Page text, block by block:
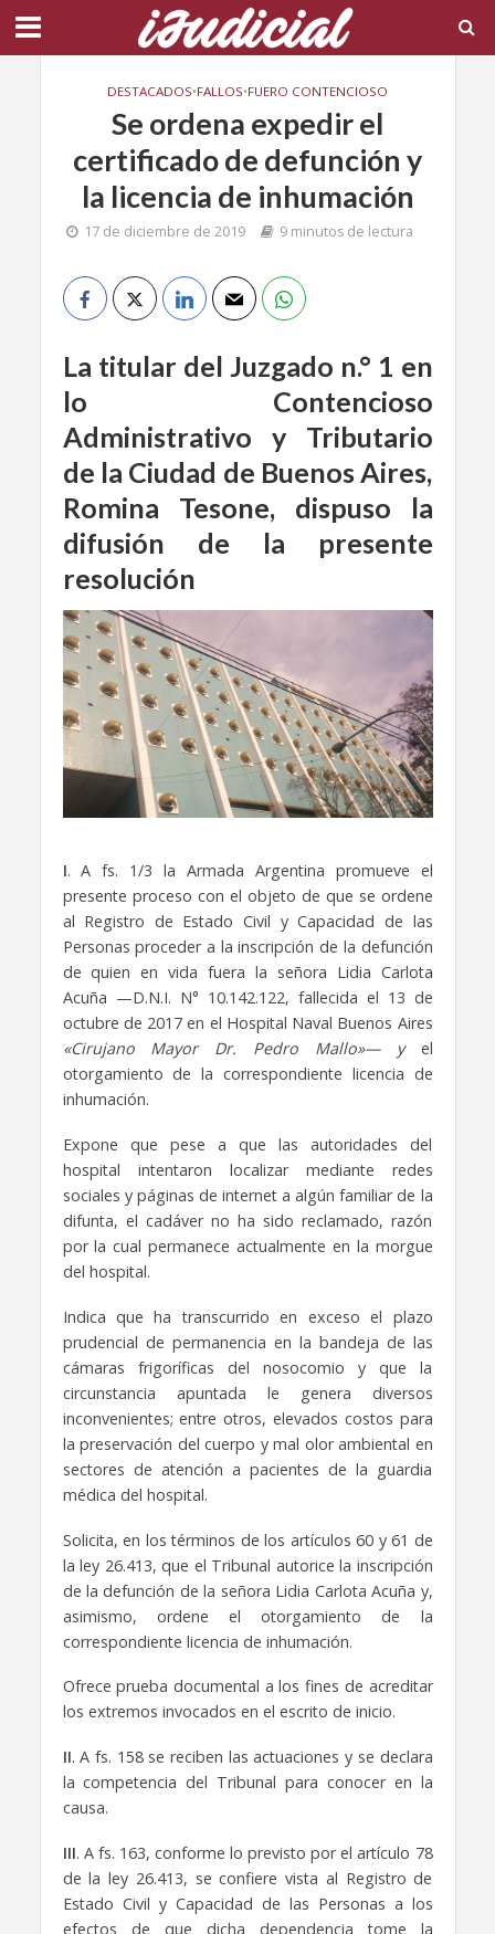
DESTACADOS•FALLOS•FUERO CONTENCIOSO
Se ordena expedir el
certificado de defunción y
la licencia de inhumación
17 de diciembre de 2019 9 minutos de lectura
La titular del Juzgado n.° 1 en
lo Contencioso
Administrativo y Tributario
de la Ciudad de Buenos Aires,
Romina Tesone, dispuso la
difusión de la presente
resolución
I. A fs. 1/3 la Armada Argentina promueve el
presente proceso con el objeto de que se ordene
al Registro de Estado Civil y Capacidad de las
Personas proceder a la inscripción de la defunción
de quien en vida fuera la señora Lidia Carlota
Acuña —D.N.I. N° 10.142.122, fallecida el 13 de
octubre de 2017 en el Hospital Naval Buenos Aires
«Cirujano Mayor Dr. Pedro Mallo»— y el
otorgamiento de la correspondiente licencia de
inhumación.
Expone que pese a que las autoridades del
hospital intentaron localizar mediante redes
sociales y páginas de internet a algún familiar de la
difunta, el cadáver no ha sido reclamado, razón
por la cual permanece actualmente en la morgue
del hospital.
Indica que ha transcurrido en exceso el plazo
prudencial de permanencia en la bandeja de las
cámaras frigoríficas del nosocomio y que la
circunstancia apuntada le genera diversos
inconvenientes; entre otros, elevados costos para
la preservación del cuerpo y mal olor ambiental en
sectores de atención a pacientes de la guardia
médica del hospital.
Solicita, en los términos de los artículos 60 y 61 de
la ley 26.413, que el Tribunal autorice la inscripción
de la defunción de la señora Lidia Carlota Acuña y,
asimismo, ordene el otorgamiento de la
correspondiente licencia de inhumación.
Ofrece prueba documental a los fines de acreditar
los extremos invocados en el escrito de inicio.
II. A fs. 158 se reciben las actuaciones y se declara
la competencia del Tribunal para conocer en la
causa.
III. A fs. 163, conforme lo previsto por el artículo 78
de la ley 26.413, se confiere vista al Registro de
Estado Civil y Capacidad de las Personas a los
efectos de que dicha dependencia tome la